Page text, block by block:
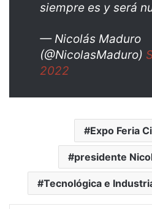
siempre es y será
— Nicolás Maduro
(@NicolasMaduro)
2022
Expo Feria
presidente
Tecnológica e